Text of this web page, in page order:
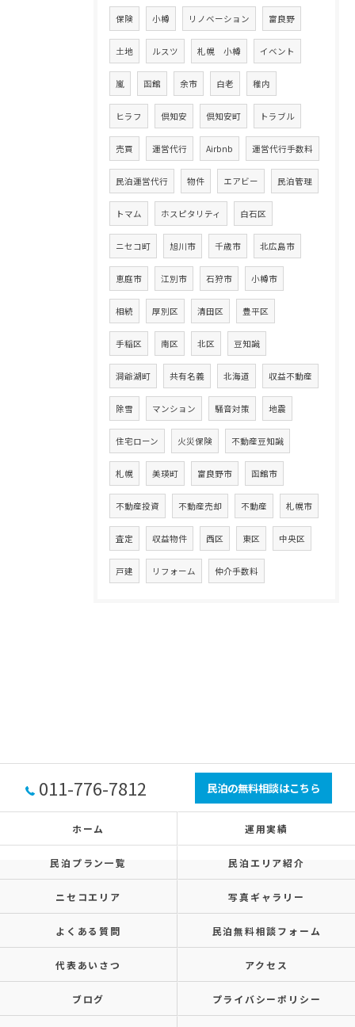
保険 小樽 リノベーション 富良野
土地 ルスツ 札幌 小樽 イベント
嵐 函館 余市 白老 稚内
ヒラフ 倶知安 倶知安町 トラブル
売買 運営代行 Airbnb 運営代行手数料
民泊運営代行 物件 エアビー 民泊管理
トマム ホスピタリティ 白石区
ニセコ町 旭川市 千歳市 北広島市
恵庭市 江別市 石狩市 小樽市
相続 厚別区 清田区 豊平区
手稲区 南区 北区 豆知識
洞爺湖町 共有名義 北海道 収益不動産
除雪 マンション 騒音対策 地震
住宅ローン 火災保険 不動産豆知識
札幌 美瑛町 富良野市 函館市
不動産投資 不動産売却 不動産 札幌市
査定 収益物件 西区 東区 中央区
戸建 リフォーム 仲介手数料
011-776-7812 民泊の無料相談はこちら
ホーム 運用実績
民泊プラン一覧 民泊エリア紹介
ニセコエリア 写真ギャラリー
よくある質問 民泊無料相談フォーム
代表あいさつ アクセス
ブログ プライバシーポリシー